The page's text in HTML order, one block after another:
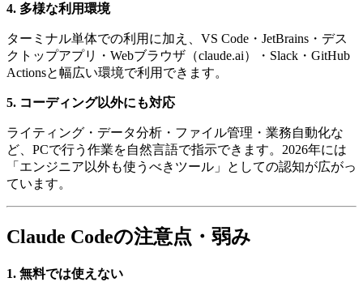
4. 多様な利用環境
ターミナル単体での利用に加え、VS Code・JetBrains・デス
クトップアプリ・Webブラウザ（claude.ai）・Slack・GitHub
Actionsと幅広い環境で利用できます。
5. コーディング以外にも対応
ライティング・データ分析・ファイル管理・業務自動化な
ど、PCで行う作業を自然言語で指示できます。2026年には
「エンジニア以外も使うべきツール」としての認知が広がっ
ています。
Claude Codeの注意点・弱み
1. 無料では使えない